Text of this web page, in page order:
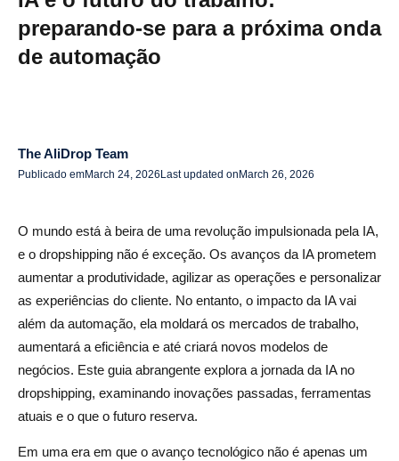
1. O que é inteligência artificial no dropshipping e como
ela funciona?
2. Como a IA melhora o gerenciamento de inventário
o atendimento ao cliente no dropshipping?
5. Quais são as principais ferramentas de IA para
dropshipping?
6. Como a IA detecta fraudes em transações de
dropshipping?
7. A IA substituirá os empregos humanos no
dropshipping?
8. Qual é o papel da análise preditiva no dropshipping
com inteligência artificial?
preparando-se para a próxima onda
de automação
The AliDrop Team
Publicado emMarch 24, 2026 Last updated on March 26, 2026
O mundo está à beira de uma revolução impulsionada pela IA,
e o dropshipping não é exceção. Os avanços da IA prometem
aumentar a produtividade, agilizar as operações e personalizar
as experiências do cliente. No entanto, o impacto da IA vai
além da automação, ela moldará os mercados de trabalho,
aumentará a eficiência e até criará novos modelos de
negócios. Este guia abrangente explora a jornada da IA no
dropshipping, examinando inovações passadas, ferramentas
atuais e o que o futuro reserva.
Em uma era em que o avanço tecnológico não é apenas um